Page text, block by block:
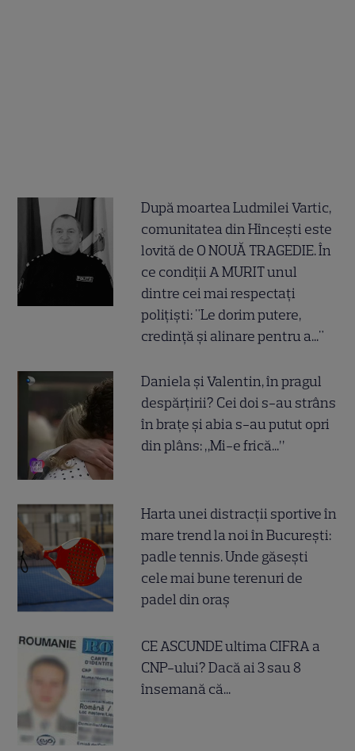
După moartea Ludmilei Vartic,
comunitatea din Hîncești este
lovită de O NOUĂ TRAGEDIE. În
ce condiții A MURIT unul
dintre cei mai respectați
polițiști: "Le dorim putere,
credință și alinare pentru a..."
Daniela și Valentin, în pragul
despărțirii? Cei doi s-au strâns
în brațe și abia s-au putut opri
din plâns: „Mi-e frică...”
Harta unei distracții sportive în
mare trend la noi în București:
padle tennis. Unde găsești
cele mai bune terenuri de
padel din oraș
CE ASCUNDE ultima CIFRA a
CNP-ului? Dacă ai 3 sau 8
însemană că...